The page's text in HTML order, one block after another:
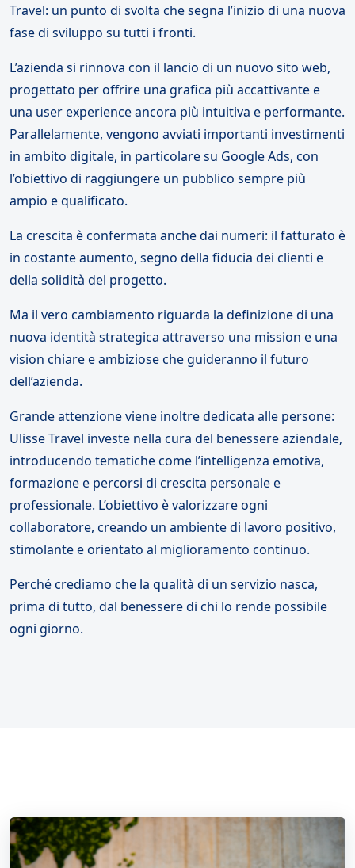
Travel: un punto di svolta che segna l’inizio di una nuova
fase di sviluppo su tutti i fronti.
L’azienda si rinnova con il lancio di un nuovo sito web,
progettato per offrire una grafica più accattivante e
una user experience ancora più intuitiva e performante.
Parallelamente, vengono avviati importanti investimenti
in ambito digitale, in particolare su Google Ads, con
l’obiettivo di raggiungere un pubblico sempre più
ampio e qualificato.
La crescita è confermata anche dai numeri: il fatturato è
in costante aumento, segno della fiducia dei clienti e
della solidità del progetto.
Ma il vero cambiamento riguarda la definizione di una
nuova identità strategica attraverso una mission e una
vision chiare e ambiziose che guideranno il futuro
dell’azienda.
Grande attenzione viene inoltre dedicata alle persone:
Ulisse Travel investe nella cura del benessere aziendale,
introducendo tematiche come l’intelligenza emotiva,
formazione e percorsi di crescita personale e
professionale. L’obiettivo è valorizzare ogni
collaboratore, creando un ambiente di lavoro positivo,
stimolante e orientato al miglioramento continuo.
Perché crediamo che la qualità di un servizio nasca,
prima di tutto, dal benessere di chi lo rende possibile
ogni giorno.